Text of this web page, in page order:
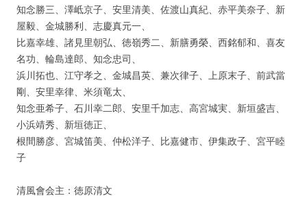
知念勝三、澤岻京子、安里清美、佐渡山真紀、赤平美奈子、新
屋毅、金城勝利、志慶真元一、
比嘉幸雄、諸見里朝弘、徳嶺秀二、新膳勇榮、西銘郁和、喜友
名功、輪島達郎、知念忠司、
浜川拓也、江守孝之、金城昌英、兼次律子、上原末子、前武當
剛、安里幸律、米須竜太、
知念亜希子、石川幸二郎、安里千加志、高宮城実、新垣盛吉、
小浜靖秀、新垣徳正、
根間勝彦、宮城笛美、仲松洋子、比嘉健市、伊集政子、宮平睦
子
清風會会主：徳原清文